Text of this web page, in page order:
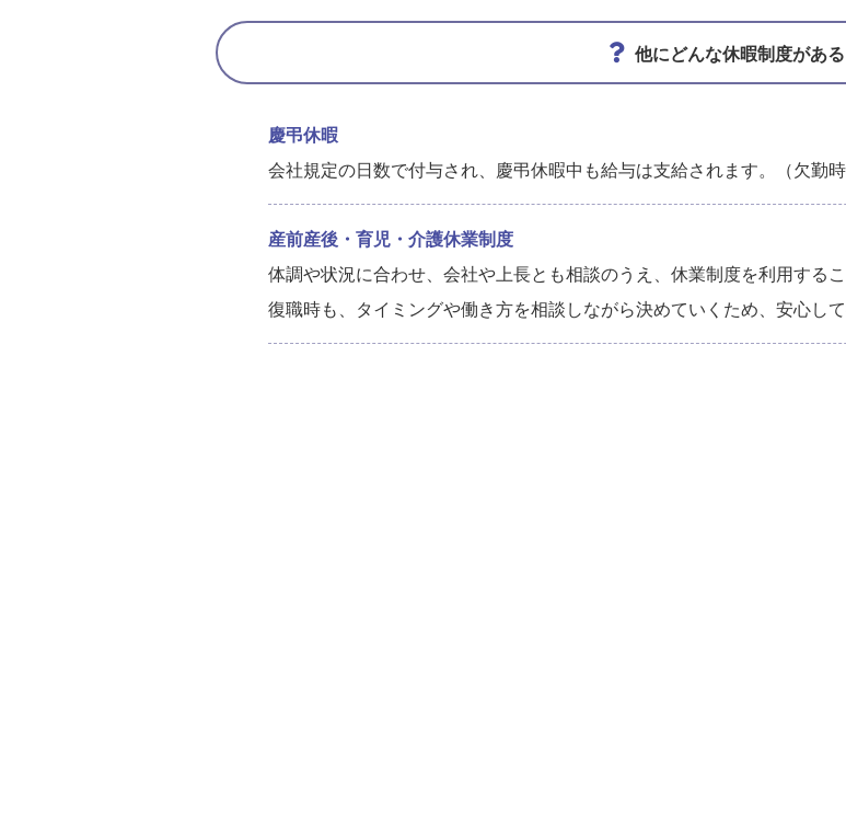
他にどんな休暇制度があ
慶弔休暇
会社規定の日数で付与され、慶弔休暇中も給与は支給されます。（欠勤
産前産後・育児・介護休業制度
体調や状況に合わせ、会社や上長とも相談のうえ、休業制度を利用するこ
復職時も、タイミングや働き方を相談しながら決めていくため、安心し